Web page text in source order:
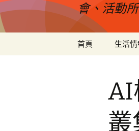
會、活動
首頁 生活情
AI